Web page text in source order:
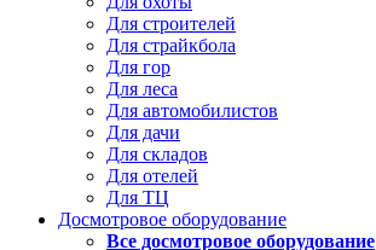
Для строителей
Для страйкбола
Для гор
Для леса
Для автомобилистов
Для дачи
Для складов
Для отелей
Для ТЦ
Досмотровое оборудование
Все досмотровое оборудование